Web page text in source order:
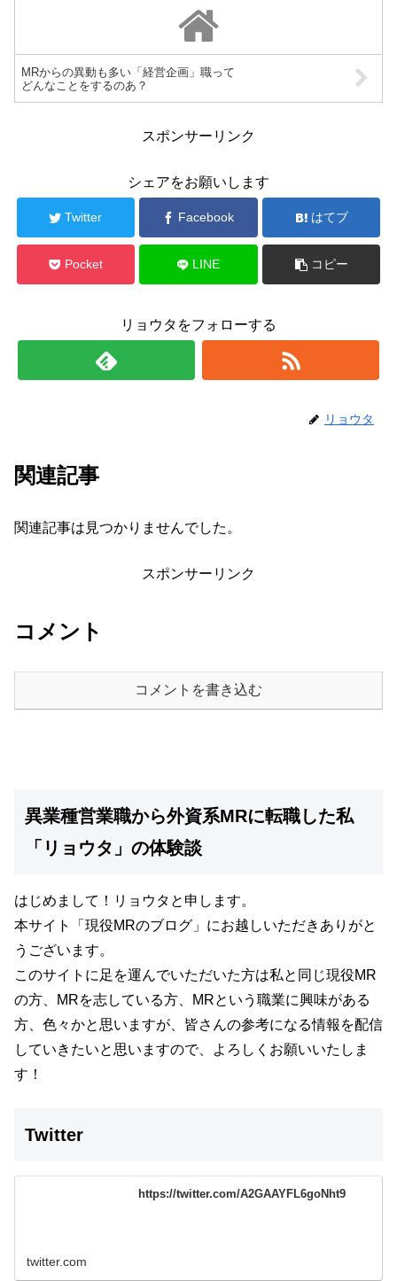
MRからの異動も多い「経営企画」職って
どんなことをするのあ？
スポンサーリンク
シェアをお願いします
Twitter Facebook はてブ
Pocket LINE コピー
リョウタをフォローする
リョウタ
関連記事
関連記事は見つかりませんでした。
スポンサーリンク
コメント
コメントを書き込む
異業種営業職から外資系MRに転職した私
「リョウタ」の体験談
はじめまして！リョウタと申します。
本サイト
「現役MRのブログ」 にお越しいただきありがと
うございます。
このサイトに足を運んでいただいた方は私と同じ現役MR
の方、MRを志している方、MRという職業に興味がある
方、色々かと思いますが、 皆さんの参考になる情報を配信
していきたいと思いますので、よろしくお願いいたしま
す！
Twitter
https://twitter.com/A2GAAYFL6goNht9
twitter.com